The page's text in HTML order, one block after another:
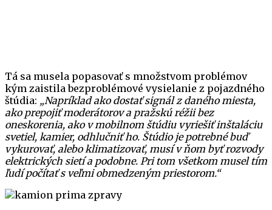
Tá sa musela popasovať s množstvom problémov
kým zaistila bezproblémové vysielanie z pojazdného
štúdia: „Napríklad ako dostať signál z daného miesta,
ako prepojiť moderátorov a pražskú réžii bez
oneskorenia, ako v mobilnom štúdiu vyriešiť inštaláciu
svetiel, kamier, odhlučniť ho. Štúdio je potrebné buď
vykurovať, alebo klimatizovať, musí v ňom byť rozvody
elektrických sietí a podobne. Pri tom všetkom musel tím
ľudí počítať s veľmi obmedzeným priestorom.“